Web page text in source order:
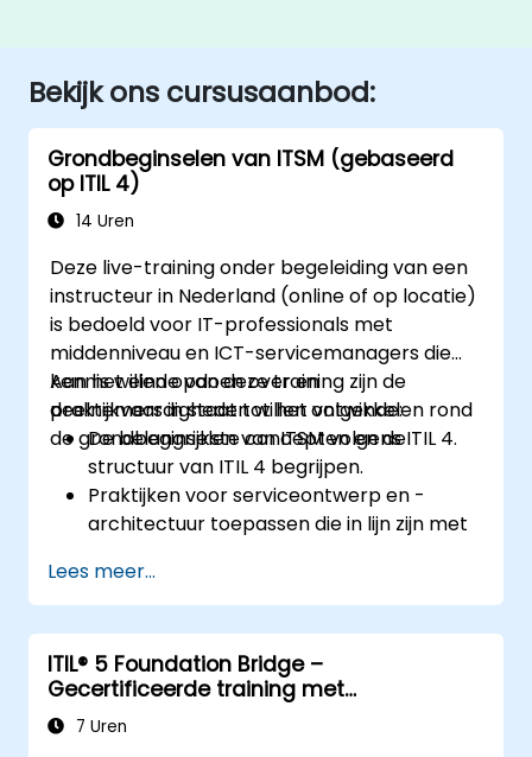
Bekijk ons cursusaanbod:
Grondbeginselen van ITSM (gebaseerd
op ITIL 4)
14 Uren
Deze live-training onder begeleiding van een
instructeur in Nederland (online of op locatie)
is bedoeld voor IT-professionals met
middenniveau en ICT-servicemanagers die
kennis willen opdoen over en
praktijkvaardigheden willen ontwikkelen rond
de grondbeginselen van ITSM volgens ITIL 4.
Aan het einde van deze training zijn de
deelnemers in staat tot het volgende:
De belangrijkste concepten en de
structuur van ITIL 4 begrijpen.
Praktijken voor serviceontwerp en -
architectuur toepassen die in lijn zijn met
Een effectieve levering en duurzaamheid
van ICT-diensten bewerkstelligen.
Reële casussen analyseren en
praktijkervaring opdoen met ITSM-
praktijken.
Lees meer...
ITIL® 5 Foundation Bridge –
Gecertificeerde training met
certificeringsexamen
7 Uren